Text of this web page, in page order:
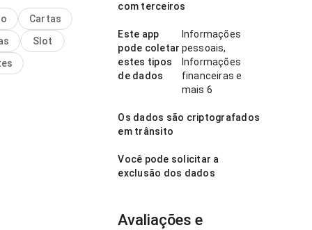
parece completa
pesada. Esse cuidado
faz diferença.
Cartas
Slot
com terceiros
Este app
pode coletar
estes tipos
de dados
Informações
pessoais,
Informações
financeiras e
mais 6
Os dados são criptografados
em trânsito
Você pode solicitar a
exclusão dos dados
Avaliações e